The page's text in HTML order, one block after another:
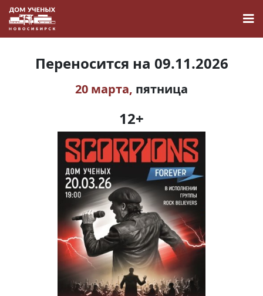
Наука
О Доме учёных
Виртуальный тур
Контакты
Вакансии
Переносится на 09.11.2026
20 марта, пятница
12+